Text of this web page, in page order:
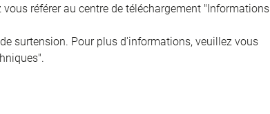
référer au centre de téléchargement "Informations
surtension. Pour plus d'informations, veuillez vous